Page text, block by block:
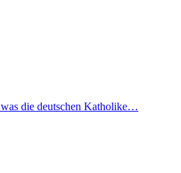
die deutschen Katholike…